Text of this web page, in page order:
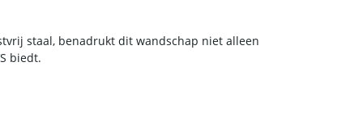
staal, benadrukt dit wandschap niet alleen
biedt.